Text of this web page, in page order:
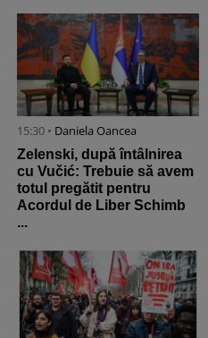
15:30 • Daniela Oancea
Zelenski, după întâlnirea
cu Vučić: Trebuie să avem
totul pregătit pentru
Acordul de Liber Schimb
...